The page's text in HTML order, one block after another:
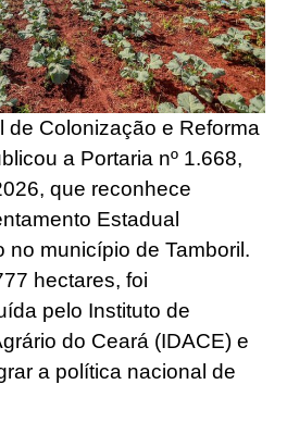
de Colonização e Reforma
a Portaria nº 1.668,
que reconhece
Estadual
no município de Tamboril.
hectares, foi
pelo Instituto de
do Ceará (IDACE) e
a política nacional de